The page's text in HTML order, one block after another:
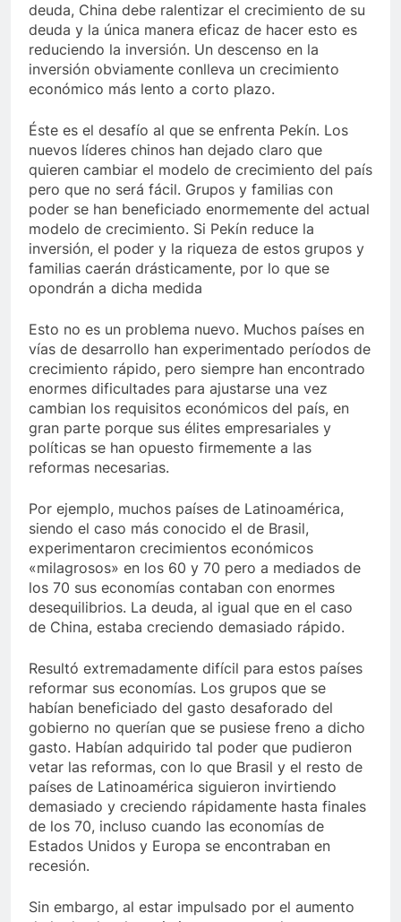
deuda, China debe ralentizar el crecimiento de su
deuda y la única manera eficaz de hacer esto es
reduciendo la inversión. Un descenso en la
inversión obviamente conlleva un crecimiento
económico más lento a corto plazo.
Éste es el desafío al que se enfrenta Pekín. Los
nuevos líderes chinos han dejado claro que
quieren cambiar el modelo de crecimiento del país
pero que no será fácil. Grupos y familias con
poder se han beneficiado enormemente del actual
modelo de crecimiento. Si Pekín reduce la
inversión, el poder y la riqueza de estos grupos y
familias caerán drásticamente, por lo que se
opondrán a dicha medida
Esto no es un problema nuevo. Muchos países en
vías de desarrollo han experimentado períodos de
crecimiento rápido, pero siempre han encontrado
enormes dificultades para ajustarse una vez
cambian los requisitos económicos del país, en
gran parte porque sus élites empresariales y
políticas se han opuesto firmemente a las
reformas necesarias.
Por ejemplo, muchos países de Latinoamérica,
siendo el caso más conocido el de Brasil,
experimentaron crecimientos económicos
«milagrosos» en los 60 y 70 pero a mediados de
los 70 sus economías contaban con enormes
desequilibrios. La deuda, al igual que en el caso
de China, estaba creciendo demasiado rápido.
Resultó extremadamente difícil para estos países
reformar sus economías. Los grupos que se
habían beneficiado del gasto desaforado del
gobierno no querían que se pusiese freno a dicho
gasto. Habían adquirido tal poder que pudieron
vetar las reformas, con lo que Brasil y el resto de
países de Latinoamérica siguieron invirtiendo
demasiado y creciendo rápidamente hasta finales
de los 70, incluso cuando las economías de
Estados Unidos y Europa se encontraban en
recesión.
Sin embargo, al estar impulsado por el aumento